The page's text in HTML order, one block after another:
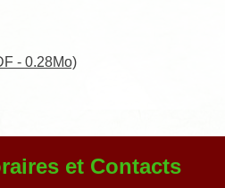
- 0.28Mo)
et Contacts